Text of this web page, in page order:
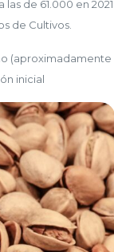
de 61.000 en 2021
de Cultivos.
(aproximadamente
inicial